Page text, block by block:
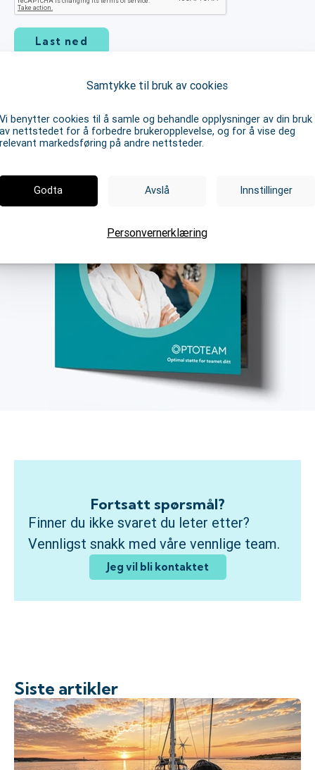
Fortsatt spørsmål?
Finner du ikke svaret du leter etter?
Vennligst snakk med våre vennlige team.
Jeg vil bli kontaktet
Siste artikler
Samtykke til bruk av cookies
Vi benytter cookies til å samle og behandle opplysninger av din bruk
av nettstedet for å forbedre brukeropplevelse, og for å vise deg
relevant markedsføring på andre nettsteder.
Godta Avslå Innstillinger
Personvernerklæring